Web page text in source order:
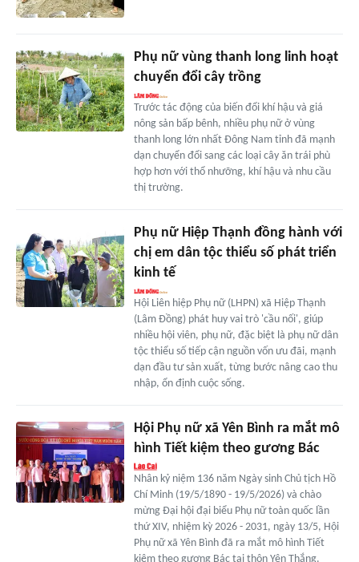
Phụ nữ vùng thanh long linh hoạt
chuyển đổi cây trồng
Trước tác động của biến đổi khí hậu và giá
nông sản bấp bênh, nhiều phụ nữ ở vùng
thanh long lớn nhất Đông Nam tỉnh đã mạnh
dạn chuyển đổi sang các loại cây ăn trái phù
hợp hơn với thổ nhưỡng, khí hậu và nhu cầu
thị trường.
Phụ nữ Hiệp Thạnh đồng hành với
chị em dân tộc thiểu số phát triển
kinh tế
Hội Liên hiệp Phụ nữ (LHPN) xã Hiệp Thạnh
(Lâm Đồng) phát huy vai trò 'cầu nối', giúp
nhiều hội viên, phụ nữ, đặc biệt là phụ nữ dân
tộc thiểu số tiếp cận nguồn vốn ưu đãi, mạnh
dạn đầu tư sản xuất, từng bước nâng cao thu
nhập, ổn định cuộc sống.
Hội Phụ nữ xã Yên Bình ra mắt mô
hình Tiết kiệm theo gương Bác
Nhân kỷ niệm 136 năm Ngày sinh Chủ tịch Hồ
Chí Minh (19/5/1890 - 19/5/2026) và chào
mừng Đại hội đại biểu Phụ nữ toàn quốc lần
thứ XIV, nhiệm kỳ 2026 - 2031, ngày 13/5, Hội
Phụ nữ xã Yên Bình đã ra mắt mô hình Tiết
kiệm theo gương Bác tại thôn Yên Thắng.